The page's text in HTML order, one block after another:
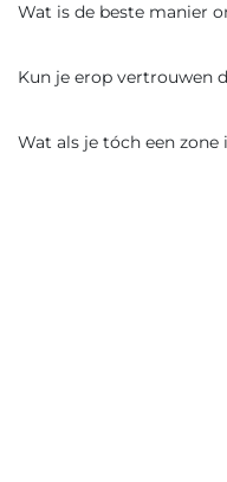
Wat is de beste manier
Kun je erop vertrouwen
Wat als je tóch een